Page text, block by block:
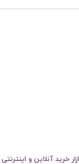
خرید آنلاین و